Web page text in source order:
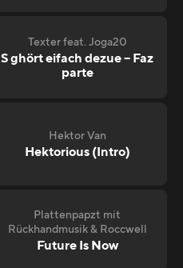
Texter feat. Joga20
S ghört eifach dezue – Faz
parte
Hektor Van
Hektorious (Intro)
Plattenpapzt mit
Rückhandmusik & Roccwell
Future Is Now